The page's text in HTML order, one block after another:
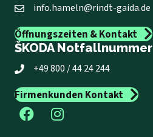
info.hameln@rindt-gaida.de
Öffnungszeiten & Kontakt
ŠKODA Notfallnummer
+49 800 / 44 24 244
Firmenkunden Kontakt